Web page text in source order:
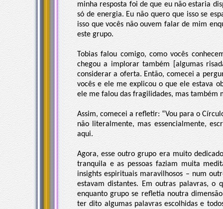
minha resposta foi de que eu não estaria
só de energia. Eu não quero que isso se
isso que vocês não ouvem falar de mim
este grupo.
Tobias falou comigo, como vocês
chegou a implorar também [algumas
considerar a oferta. Então, comecei a
vocês e ele me explicou o que ele estava
ele me falou das fragilidades, mas também
Assim, comecei a refletir: “Vou para o
não literalmente, mas essencialmente,
aqui.
Agora, esse outro grupo era muito
tranquila e as pessoas faziam muita
insights espirituais maravilhosos – num
estavam distantes. Em outras palavras, o
enquanto grupo se refletia noutra
ter dito algumas palavras escolhidas e